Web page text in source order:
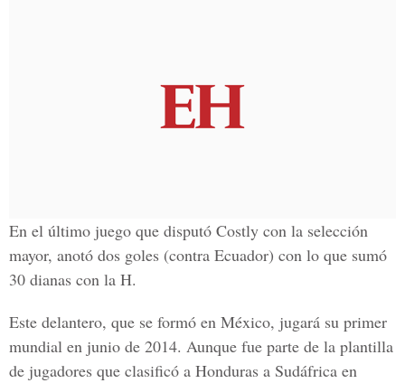
En el último juego que disputó Costly con la selección
mayor, anotó dos goles (contra Ecuador) con lo que sumó
30 dianas con la H.
Este delantero, que se formó en México, jugará su primer
mundial en junio de 2014. Aunque fue parte de la plantilla
de jugadores que clasificó a Honduras a Sudáfrica en